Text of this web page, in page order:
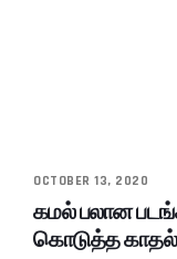
OCTOBER 13, 2020
கமல் பலான
கொடுத்த காதல்